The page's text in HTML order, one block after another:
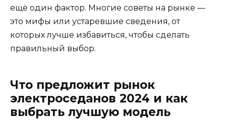
ещё один фактор. Многие советы на рынке —
это мифы или устаревшие сведения, от
которых лучше избавиться, чтобы сделать
правильный выбор.
Что предложит рынок
электроседанов 2024 и как
выбрать лучшую модель